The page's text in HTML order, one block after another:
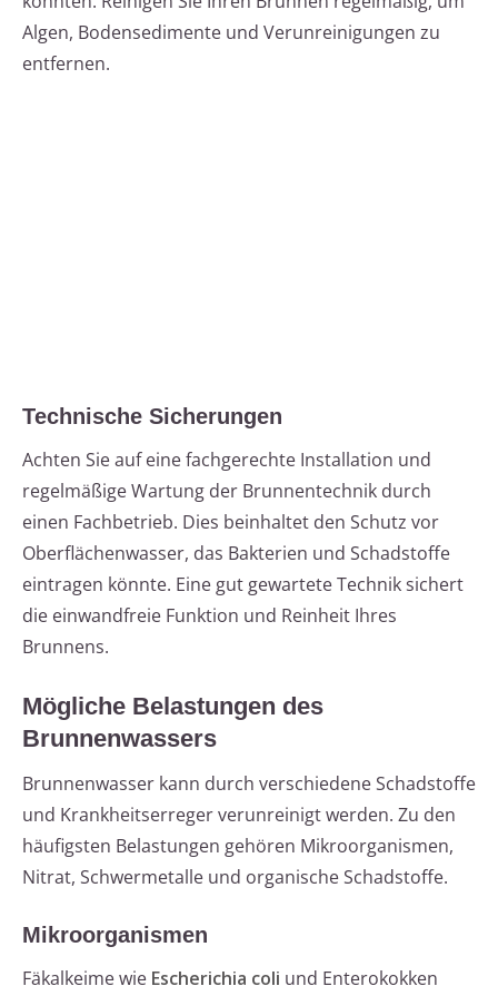
Algen, Bodensedimente und Verunreinigungen zu
entfernen.
Technische Sicherungen
Achten Sie auf eine fachgerechte Installation und
regelmäßige Wartung der Brunnentechnik durch
einen Fachbetrieb. Dies beinhaltet den Schutz vor
Oberflächenwasser, das Bakterien und Schadstoffe
eintragen könnte. Eine gut gewartete Technik sichert
die einwandfreie Funktion und Reinheit Ihres
Brunnens.
Mögliche Belastungen des
Brunnenwassers
Brunnenwasser kann durch verschiedene Schadstoffe
und Krankheitserreger verunreinigt werden. Zu den
häufigsten Belastungen gehören Mikroorganismen,
Nitrat, Schwermetalle und organische Schadstoffe.
Mikroorganismen
Fäkalkeime wie Escherichia coli und Enterokokken